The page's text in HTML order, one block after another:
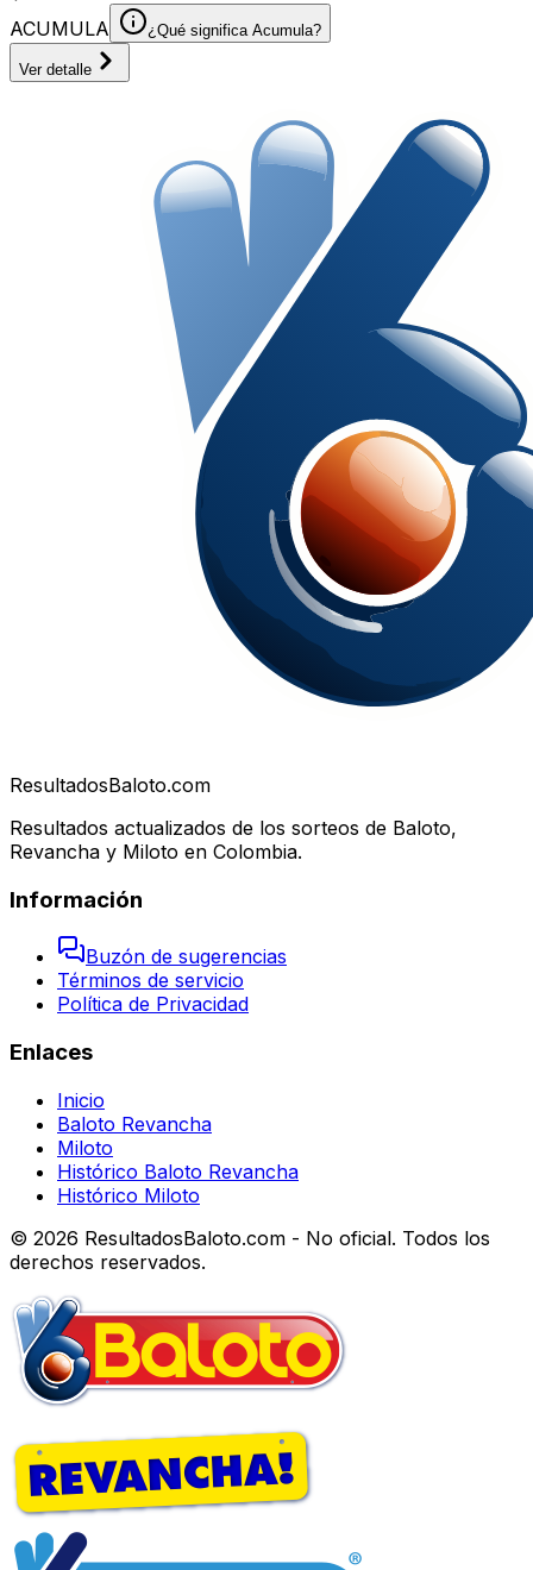
ACUMULA
¿Qué significa Acumula?
Ver detalle
ResultadosBaloto.com
Resultados actualizados de los sorteos de Baloto,
Revancha y Miloto en Colombia.
Información
Buzón de sugerencias
Términos de servicio
Política de Privacidad
Enlaces
Inicio
Baloto Revancha
Miloto
Histórico Baloto Revancha
Histórico Miloto
© 2026 ResultadosBaloto.com - No oficial. Todos los
derechos reservados.